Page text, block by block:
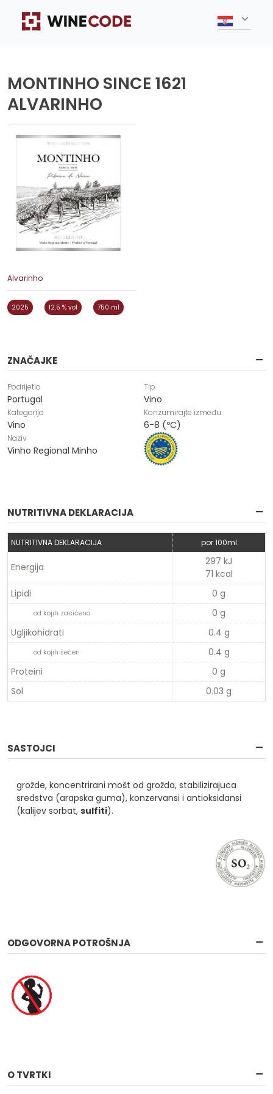
MONTINHO SINCE 1621
ALVARINHO
Alvarinho
2025 12.5 % vol 750 ml
ZNAČAJKE
Podrijetlo
Portugal
Tip
Vino
Kategorija
Vino
Konzumirajte između
6-8 (ºC)
Naziv
Vinho Regional Minho
NUTRITIVNA DEKLARACIJA
NUTRITIVNA DEKLARACIJA por 100ml
Energija
297 kJ
71 kcal
Lipidi
0 g
od kojih zasićena
0 g
Ugljikohidrati
0.4 g
od kojih šećeri
0.4 g
Proteini
0 g
Sol
0.03 g
SASTOJCI
grožde, koncentrirani mošt od grožda, stabilizirajuca
sredstva (arapska guma), konzervansi i antioksidansi
(kalijev sorbat, sulfiti).
ODGOVORNA POTROŠNJA
O TVRTKI